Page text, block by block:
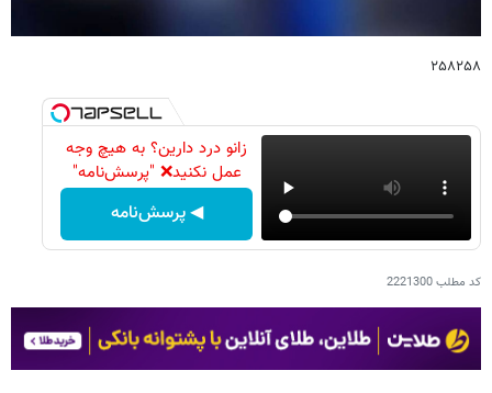
۲۵۸۲۵۸
زانو درد دارین؟ به هیچ وجه
عمل نکنید❌ "پرسش‌نامه"
◀ پرسش‌نامه
کد مطلب2221300